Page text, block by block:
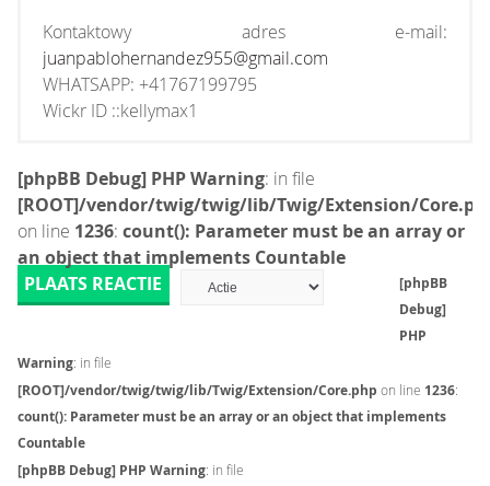
Kontaktowy adres e-mail:
juanpablohernandez955@gmail.com
WHATSAPP: +41767199795
Wickr ID ::kellymax1
[phpBB Debug] PHP Warning: in file
[ROOT]/vendor/twig/twig/lib/Twig/Extension/
on line 1236: count(): Parameter must be an array or
an object that implements Countable
PLAATS REACTIE
[phpBB
Debug]
PHP
Warning: in file
[ROOT]/vendor/twig/twig/lib/Twig/Extension/Core.php on line 1236:
count(): Parameter must be an array or an object that implements
Countable
[phpBB Debug] PHP Warning: in file